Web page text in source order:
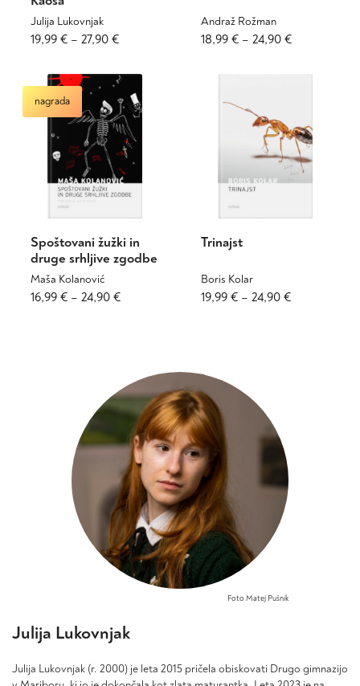
Julija Lukovnjak
19,99 € – 27,90 €Cenovni
od
19,99 €
do
27,90 €
Ta
ima
več
različic.
Možnosti
lahko
izberete
na
strani
Andraž Rožman
18,99 € – 24,90 €Cenovni
24,90 €
Ta
lahko
izberete
na
nagrada
Spoštovani žužki in
druge srhljive zgodbe
Maša Kolanović
16,99 € – 24,90 €Cenovni
24,90 €
Ta
Možnosti
lahko
izberete
strani
izdelka
Trinajst
Boris Kolar
19,99 € – 24,90 €Cenovni
Ta
Foto Matej Pušnik
Julija Lukovnjak
Julija Lukovnjak (r. 2000) je leta 2015 pričela obiskovati Drugo gimnazijo